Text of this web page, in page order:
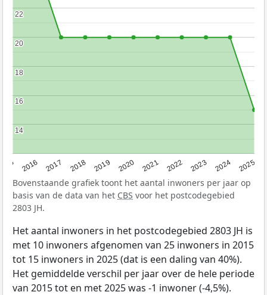
2016 2017 2018 2019 2020 2021 2022 2023 2024 2025
14
14
16
16
18
18
20
20
22
22
Bovenstaande grafiek toont het aantal inwoners per jaar op
basis van de data van het CBS voor het postcodegebied
2803 JH.
Het aantal inwoners in het postcodegebied 2803 JH is
met 10 inwoners afgenomen van 25 inwoners in 2015
tot 15 inwoners in 2025 (dat is een daling van 40%).
Het gemiddelde verschil per jaar over de hele periode
van 2015 tot en met 2025 was -1 inwoner (-4,5%).